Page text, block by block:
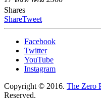
Shares
ShareTweet
Facebook
Twitter
YouTube
Instagram
Copyright © 2016. The Zero
Reserved.